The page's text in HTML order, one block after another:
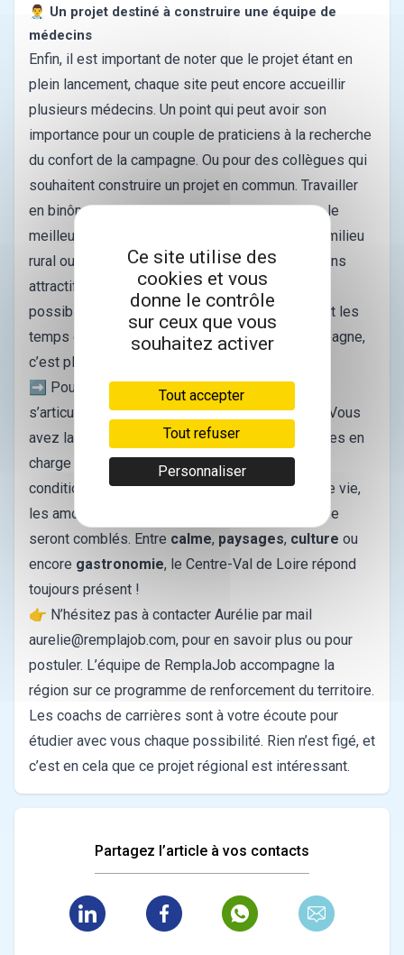
👨‍⚕️ Un projet destiné à construire une équipe de
médecins
Enfin, il est important de noter que le projet étant en
plein lancement, chaque site peut encore accueillir
plusieurs médecins. Un point qui peut avoir son
importance pour un couple de praticiens à la recherche
du confort de la campagne. Ou pour des collègues qui
souhaitent construire un projet en commun. Travailler
en binôme, ou plus sur certains sites, peut être le
meilleur moyen de tester son accroche avec le milieu
rural ou semi-rural, qui peut parfois sembler moins
attractif. Qui dit arrivée à plusieurs, dit aussi
possibilité d’aménager encore plus efficacement les
temps de travail. S’épanouir en équipe à la campagne,
c’est plus que possible.
➡️ Pour résumer, ce projet de développement
s’articule autour d’un point central :le candidat
. Vous
avez la possibilité d’échanger avec les personnes en
charge du projet, pour venir exercer dans les
conditions qui sont les vôtres. Quant au cadre de vie,
les amoureux de la vie au grand air et de la nature
seront comblés. Entre calme, paysages, culture ou
encore gastronomie, le Centre-Val de Loire répond
toujours présent !
👉 N’hésitez pas à contacter Aurélie par mail
aurelie@remplajob.com, pour en savoir plus ou pour
postuler. L’équipe de RemplaJob accompagne la
région sur ce programme de renforcement du territoire.
Les coachs de carrières sont à votre écoute pour
étudier avec vous chaque possibilité. Rien n’est figé, et
c’est en cela que ce projet régional est intéressant.
Partagez l’article à vos contacts
Ce site utilise des
cookies et vous
donne le contrôle
sur ceux que vous
souhaitez activer
Tout accepter
Tout refuser
Personnaliser